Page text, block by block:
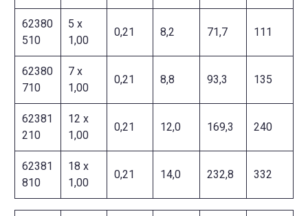
62380
510
5 x
1,00
0,21 8,2 71,7 111
62380
710
7 x
1,00
0,21 8,8 93,3 135
62381
210
12 x
1,00
0,21 12,0 169,3 240
62381
810
18 x
1,00
0,21 14,0 232,8 332